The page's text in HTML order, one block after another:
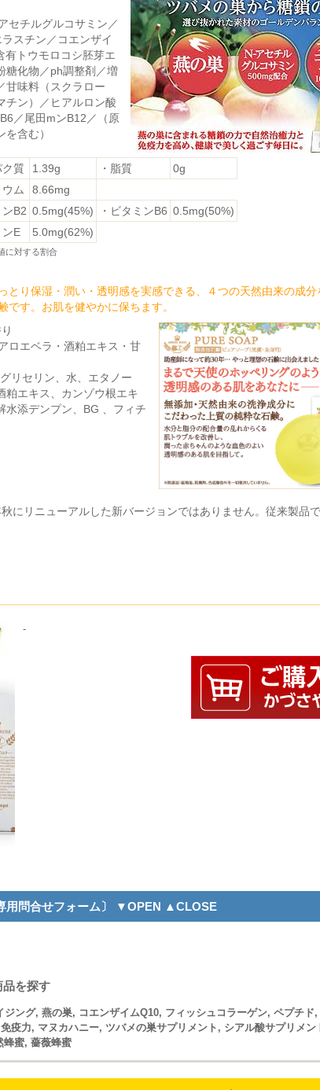
セチルグルコサミン／
スチン／コエンザイ
有トウモロコシ胚芽エ
糖化物／ph調整剤／増
甘味料（スクラロー
チン）／ヒアルロン酸
／尾田mンB12／（原
含む）
ク質 1.39g ・脂質
0g
ウム
8.66mg
ンB2 0.5mg(45%) ・ビタミンB6 0.5mg(50%)
ンE 5.0mg(62%)
に対する割合
とり保湿・潤い・透明感を実感できる、４つの天然由来の成
です。お肌を健やかに保ちます。
ロエベラ・酒粕エキス・甘
リセリン、水、エタノー
粕エキス、カンゾウ根エキ
水添デンプン、BG 、フィチ
にリニューアルした新バージョンではありません。従来製品
-
用問合せフォーム〕 ▼OPEN ▲CLOSE
を探す
ジング, 燕の巣, コエンザイムQ10, フィッシュコラーゲン, ペプチド,
免疫力, マヌカハニー, ツバメの巣サプリメント , シアル酸サプリメン
蜂蜜, 薔薇蜂蜜